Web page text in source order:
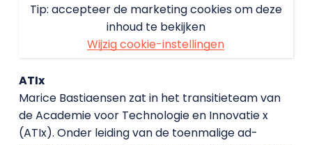
Tip: accepteer de marketing cookies om deze
inhoud te bekijken
Wijzig cookie-instellingen
ATIx
Marice Bastiaensen zat in het transitieteam van
de Academie voor Technologie en Innovatie x
(ATIx). Onder leiding van de toenmalige ad-